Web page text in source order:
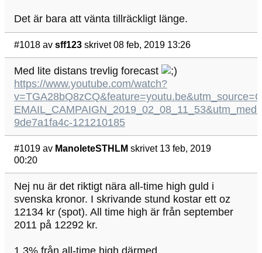
Det är bara att vänta tillräckligt länge.
#1018 av sff123 skrivet 08 feb, 2019 13:26
Med lite distans trevlig forecast
https://www.youtube.com/watch?
9de7a1fa4c-121210185
#1019 av ManoleteSTHLM skrivet 13 feb, 2019
00:20
Nej nu är det riktigt nära all-time high guld i
svenska kronor. I skrivande stund kostar ett oz
12134 kr (spot). All time high är från september
2011 på 12292 kr.
1.3% från all-time high därmed.